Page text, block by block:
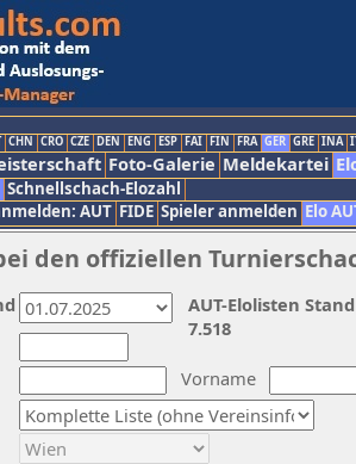
CHN CRO CZE DEN ENG ESP FAI FIN FRA GER GRE INA
Foto-Galerie Meldekartei
Schnellschach-Elozahl
AUT FIDE Spieler anmelden Elo
den offiziellen
Vorname
AUT-Elolisten
7.518